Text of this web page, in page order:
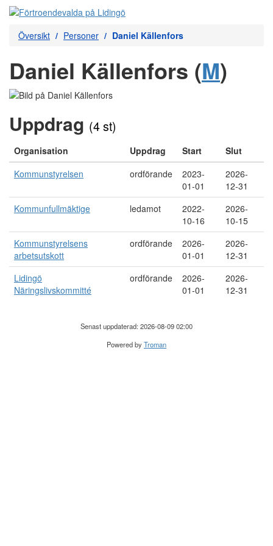
Översikt Personer Daniel Källenfors
Daniel Källenfors (M)
Uppdrag (4 st)
Organisation Uppdrag Start
Slut
Kommunstyrelsen
ordförande
2023-
01-01
2026-
12-31
Kommunfullmäktige
ledamot
2022-
10-16
2026-
10-15
Kommunstyrelsens
arbetsutskott
ordförande
2026-
01-01
2026-
12-31
Lidingö
Näringslivskommitté
ordförande
2026-
01-01
2026-
12-31
Senast uppdaterad: 2026-08-09 02:00
Powered byTroman